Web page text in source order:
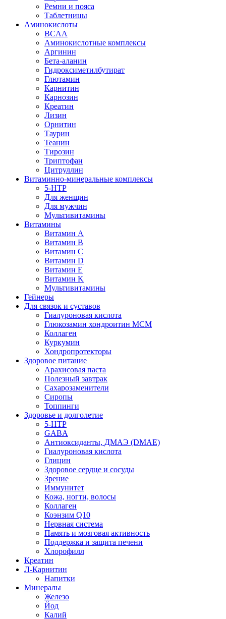
Ремни и пояса
Таблетницы
Аминокислоты
BCAA
Аминокислотные комплексы
Аргинин
Бета-аланин
Гидроксиметилбутират
Глютамин
Карнитин
Карнозин
Креатин
Лизин
Орнитин
Таурин
Теанин
Тирозин
Триптофан
Цитруллин
Витаминно-минеральные комплексы
5-HTP
Для женщин
Для мужчин
Мультивитамины
Витамины
Витамин A
Витамин B
Витамин C
Витамин D
Витамин E
Витамин K
Мультивитамины
Гейнеры
Для связок и суставов
Гиалуроновая кислота
Глюкозамин хондроитин МСМ
Коллаген
Куркумин
Хондропротекторы
Здоровое питание
Арахисовая паста
Полезный завтрак
Сахарозаменители
Сиропы
Топпинги
Здоровье и долголетие
5-HTP
GABA
Антиоксиданты, ДМАЭ (DMAE)
Гиалуроновая кислота
Глицин
Здоровое сердце и сосуды
Зрение
Иммунитет
Кожа, ногти, волосы
Коллаген
Коэнзим Q10
Нервная система
Память и мозговая активность
Поддержка и защита печени
Хлорофилл
Креатин
Л-Карнитин
Напитки
Минералы
Железо
Йод
Калий